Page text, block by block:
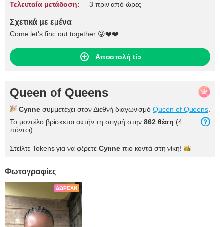
Τελευταία μετάδοση: 3 πριν από ώρες
Σχετικά με εμένα
Come let's find out together 😜❤️❤️
Αποστολή tip
Queen of Queens
Cynne συμμετέχει στον Διεθνή διαγωνισμό Queen of Queens
Το μοντέλο βρίσκεται αυτήν τη στιγμή στην 862 θέση (4
πόντοι).
Στείλτε Tokens για να φέρετε Cynne πιο κοντά στη νίκη!
Φωτογραφίες
ΔΩΡΕΆΝ